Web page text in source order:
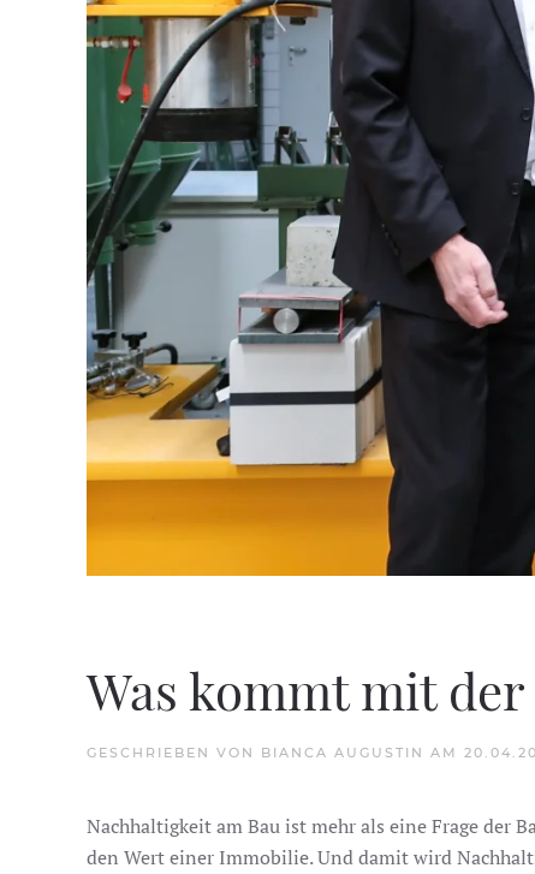
Was kommt mit
GESCHRIEBEN VON BIANCA AUGUSTIN AM
Nachhaltigkeit am Bau ist mehr als eine Frage der
den Wert einer Immobilie. Und damit wird